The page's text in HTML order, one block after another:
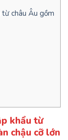
châu Âu gồm
khẩu từ
chậu cỡ lớn